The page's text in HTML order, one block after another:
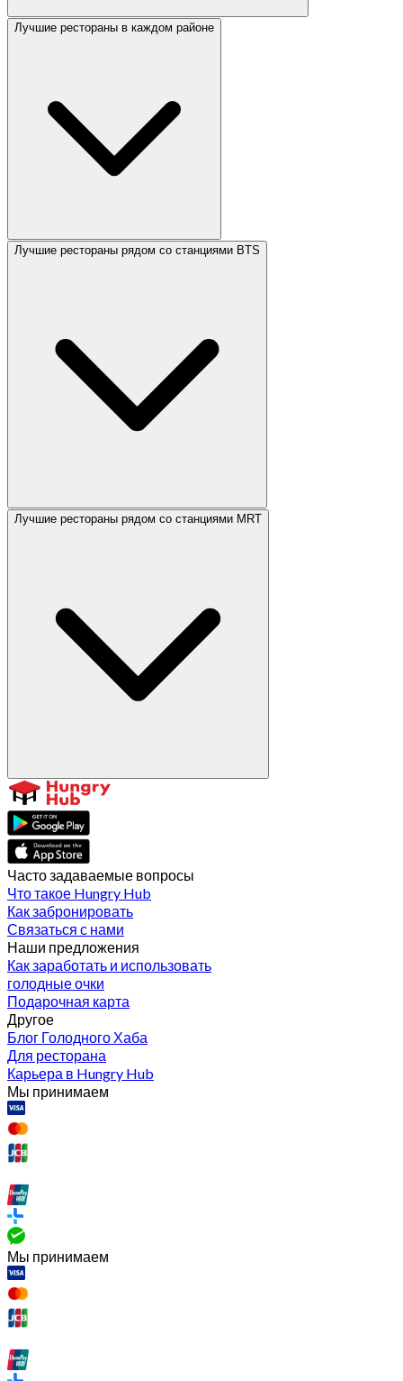
Лучшие рестораны в каждом районе
Лучшие рестораны рядом со станциями BTS
Лучшие рестораны рядом со станциями MRT
Часто задаваемые вопросы
Что такое Hungry Hub
Как забронировать
Связаться с нами
Наши предложения
Как заработать и использовать
голодные очки
Подарочная карта
Другое
Блог Голодного Хаба
Для ресторана
Карьера в Hungry Hub
Мы принимаем
Мы принимаем